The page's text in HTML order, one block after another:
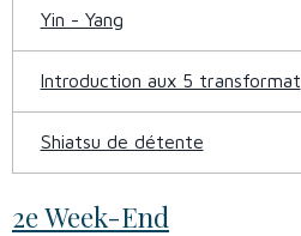
Yin - Yang
Introduction aux 5 transformat
Shiatsu de détente
2e Week-End